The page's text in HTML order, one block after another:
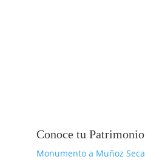
Conoce tu Patrimonio
Monumento a Muñoz Seca